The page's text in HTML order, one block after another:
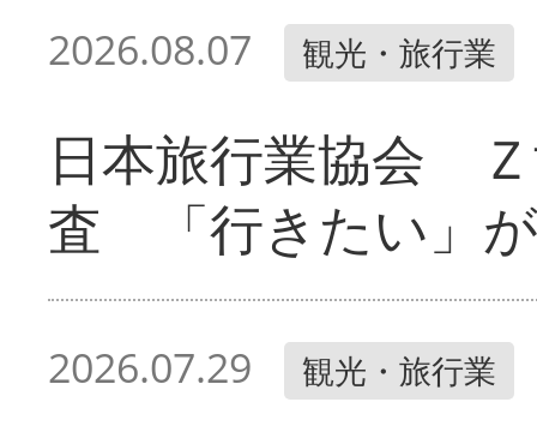
2026.08.07 観光・旅行業
日本旅行業協会
査 「行きたい」
2026.07.29 観光・旅行業